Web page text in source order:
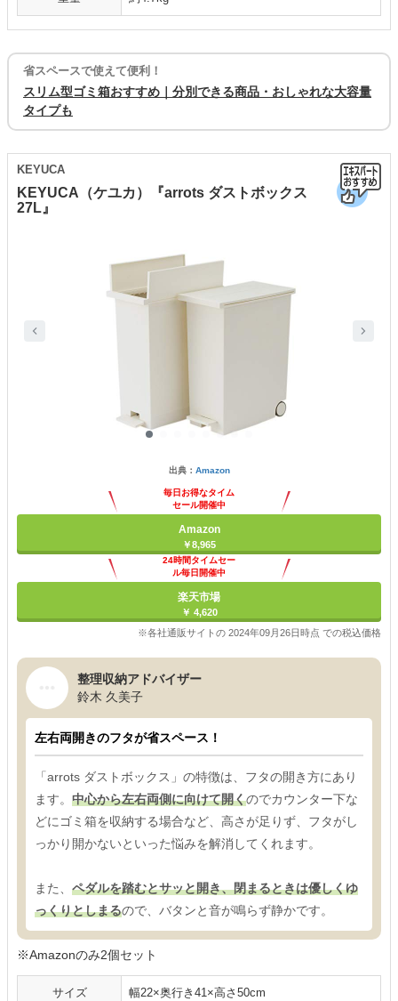
省スペースで使えて便利！
スリム型ゴミ箱おすすめ｜分別できる商品・おしゃれな大容量
タイプも
KEYUCA（ケユカ）『arrots ダストボックス
27L』
KEYUCA
出典： Amazon
毎日お得なタイム
セール開催中
Amazon
￥8,965
24時間タイムセー
ル毎日開催中
楽天市場
￥ 4,620
※各社通販サイトの 2024年09月26日時点 での税込価格
整理収納アドバイザー
鈴木 久美子
左右両開きのフタが省スペース！
「arrots ダストボックス」の特徴は、フタの開き方にあり
ます。 中心から左右両側に向けて開くのでカウンター下な
どにゴミ箱を収納する場合など、高さが足りず、フタがし
っかり開かないといった悩みを解消してくれます。
また、 ペダルを踏むとサッと開き、閉まるときは優しくゆ
っくりとしまるので、バタンと音が鳴らず静かです。
※Amazonのみ2個セット
サイズ 幅22×奥行き41×高さ50cm